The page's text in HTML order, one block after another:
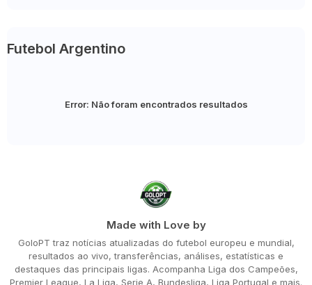
Futebol Argentino
Error: Não foram encontrados resultados
Made with Love by
GoloPT traz notícias atualizadas do futebol europeu e mundial,
resultados ao vivo, transferências, análises, estatísticas e
destaques das principais ligas. Acompanha Liga dos Campeões,
Premier League, La Liga, Serie A, Bundesliga, Liga Portugal e mais.